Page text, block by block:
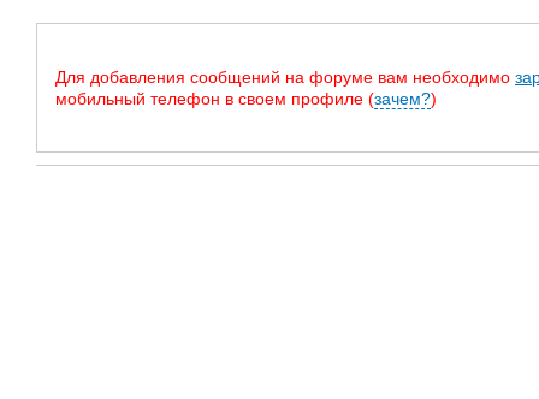
Для добавления сообщений на форуме вам необходимо
мобильный телефон в своем профиле (зачем?)